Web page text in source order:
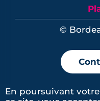
©
En poursuivant